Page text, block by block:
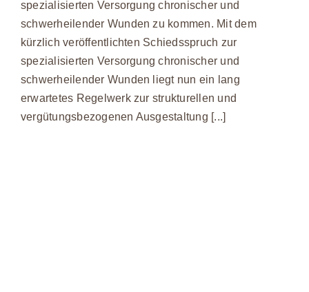
spezialisierten Versorgung chronischer und
schwerheilender Wunden zu kommen. Mit dem
kürzlich veröffentlichten Schiedsspruch zur
spezialisierten Versorgung chronischer und
schwerheilender Wunden liegt nun ein lang
erwartetes Regelwerk zur strukturellen und
vergütungsbezogenen Ausgestaltung [...]